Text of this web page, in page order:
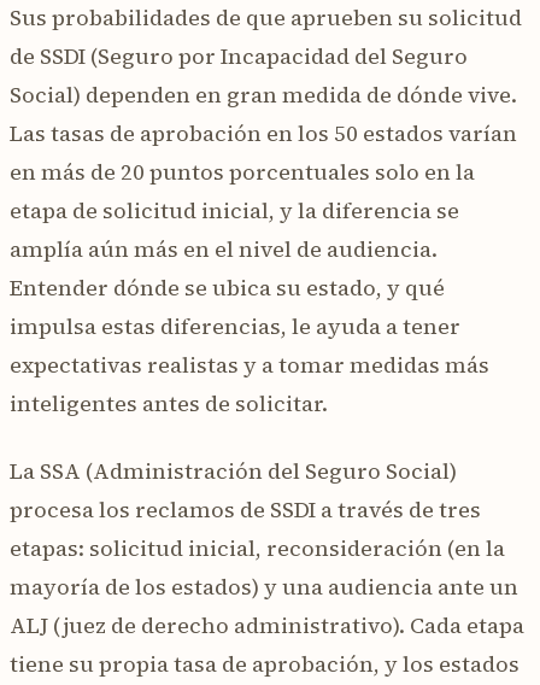
Sus probabilidades de que aprueben su solicitud
de SSDI (Seguro por Incapacidad del Seguro
Social) dependen en gran medida de dónde vive.
Las tasas de aprobación en los 50 estados varían
en más de 20 puntos porcentuales solo en la
etapa de solicitud inicial, y la diferencia se
amplía aún más en el nivel de audiencia.
Entender dónde se ubica su estado, y qué
impulsa estas diferencias, le ayuda a tener
expectativas realistas y a tomar medidas más
inteligentes antes de solicitar.
La SSA (Administración del Seguro Social)
procesa los reclamos de SSDI a través de tres
etapas: solicitud inicial, reconsideración (en la
mayoría de los estados) y una audiencia ante un
ALJ (juez de derecho administrativo). Cada etapa
tiene su propia tasa de aprobación, y los estados